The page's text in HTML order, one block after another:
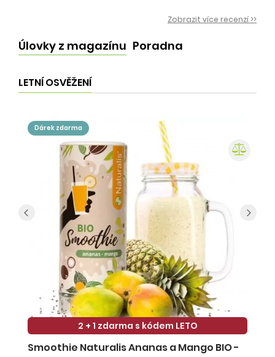
Zobrazit více recenzí >>
Úlovky z magazínu Poradna
LETNÍ OSVĚŽENÍ
dárek zdarma
2 + 1 zdarma s kódem LETO
Smoothie Naturalis Ananas a Mango BIO -